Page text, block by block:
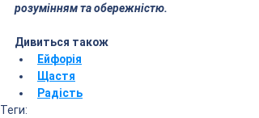
розумінням та обережністю.
Дивиться також
Ейфорія
Щастя
Радість
Теги: